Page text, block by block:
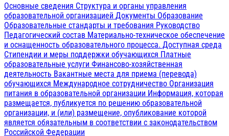
Основные сведения Структура и органы управления
образовательной организацией Документы Образование
Образовательные стандарты и требования Руководство
Педагогический состав Материально-техническое обеспечение
и оснащенность образовательного процесса. Доступная среда
Стипендии и меры поддержки обучающихся Платные
образовательные услуги Финансово-хозяйственная
деятельность Вакантные места для приема (перевода)
обучающихся Международное сотрудничество Организация
питания в образовательной организации Информация, которая
размещается, публикуется по решению образовательной
организации, и (или) размещение, опубликование которой
является обязательным в соответствии с законодательством
Российской Федерации